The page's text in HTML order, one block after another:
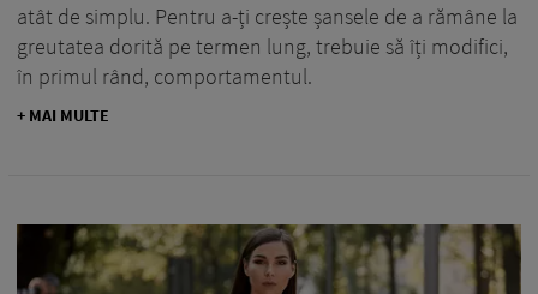
atât de simplu. Pentru a-ți crește șansele de a rămâne la
greutatea dorită pe termen lung, trebuie să îți modifici,
în primul rând, comportamentul.
+ MAI MULTE